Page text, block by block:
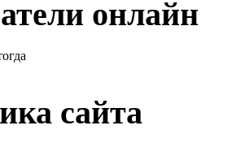
онлайн
сайта